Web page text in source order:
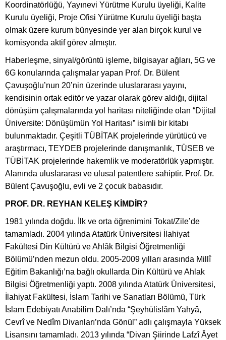
Koordinatörlüğü, Yayınevi Yürütme Kurulu üyeliği, Kalite
Kurulu üyeliği, Proje Ofisi Yürütme Kurulu üyeliği başta
olmak üzere kurum bünyesinde yer alan birçok kurul ve
komisyonda aktif görev almıştır.
Haberleşme, sinyal/görüntü işleme, bilgisayar ağları, 5G ve
6G konularında çalışmalar yapan Prof. Dr. Bülent
Çavuşoğlu’nun 20’nin üzerinde uluslararası yayını,
kendisinin ortak editör ve yazar olarak görev aldığı, dijital
dönüşüm çalışmalarında yol haritası niteliğinde olan “Dijital
Üniversite: Dönüşümün Yol Haritası” isimli bir kitabı
bulunmaktadır. Çeşitli TÜBİTAK projelerinde yürütücü ve
araştırmacı, TEYDEB projelerinde danışmanlık, TÜSEB ve
TÜBİTAK projelerinde hakemlik ve moderatörlük yapmıştır.
Alanında uluslararası ve ulusal patentlere sahiptir. Prof. Dr.
Bülent Çavuşoğlu, evli ve 2 çocuk babasıdır.
PROF. DR. REYHAN KELEŞ KİMDİR?
1981 yılında doğdu. İlk ve orta öğrenimini Tokat/Zile’de
tamamladı. 2004 yılında Atatürk Üniversitesi İlahiyat
Fakültesi Din Kültürü ve Ahlâk Bilgisi Öğretmenliği
Bölümü’nden mezun oldu. 2005-2009 yılları arasında Millî
Eğitim Bakanlığı’na bağlı okullarda Din Kültürü ve Ahlak
Bilgisi Öğretmenliği yaptı. 2008 yılında Atatürk Üniversitesi,
İlahiyat Fakültesi, İslam Tarihi ve Sanatları Bölümü, Türk
İslam Edebiyatı Anabilim Dalı’nda “Şeyhülislâm Yahyâ,
Cevrî ve Nedîm Divanları’nda Gönül” adlı çalışmayla Yüksek
Lisansını tamamladı. 2013 yılında “Divan Şiirinde Lafzî Âyet